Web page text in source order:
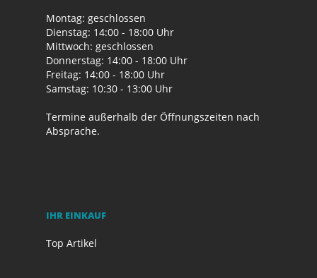
Montag: geschlossen
Dienstag: 14:00 - 18:00 Uhr
Mittwoch: geschlossen
Donnerstag: 14:00 - 18:00 Uhr
Freitag: 14:00 - 18:00 Uhr
Samstag: 10:30 - 13:00 Uhr
Termine außerhalb der Öffnungszeiten nach
Absprache.
IHR EINKAUF
Top Artikel